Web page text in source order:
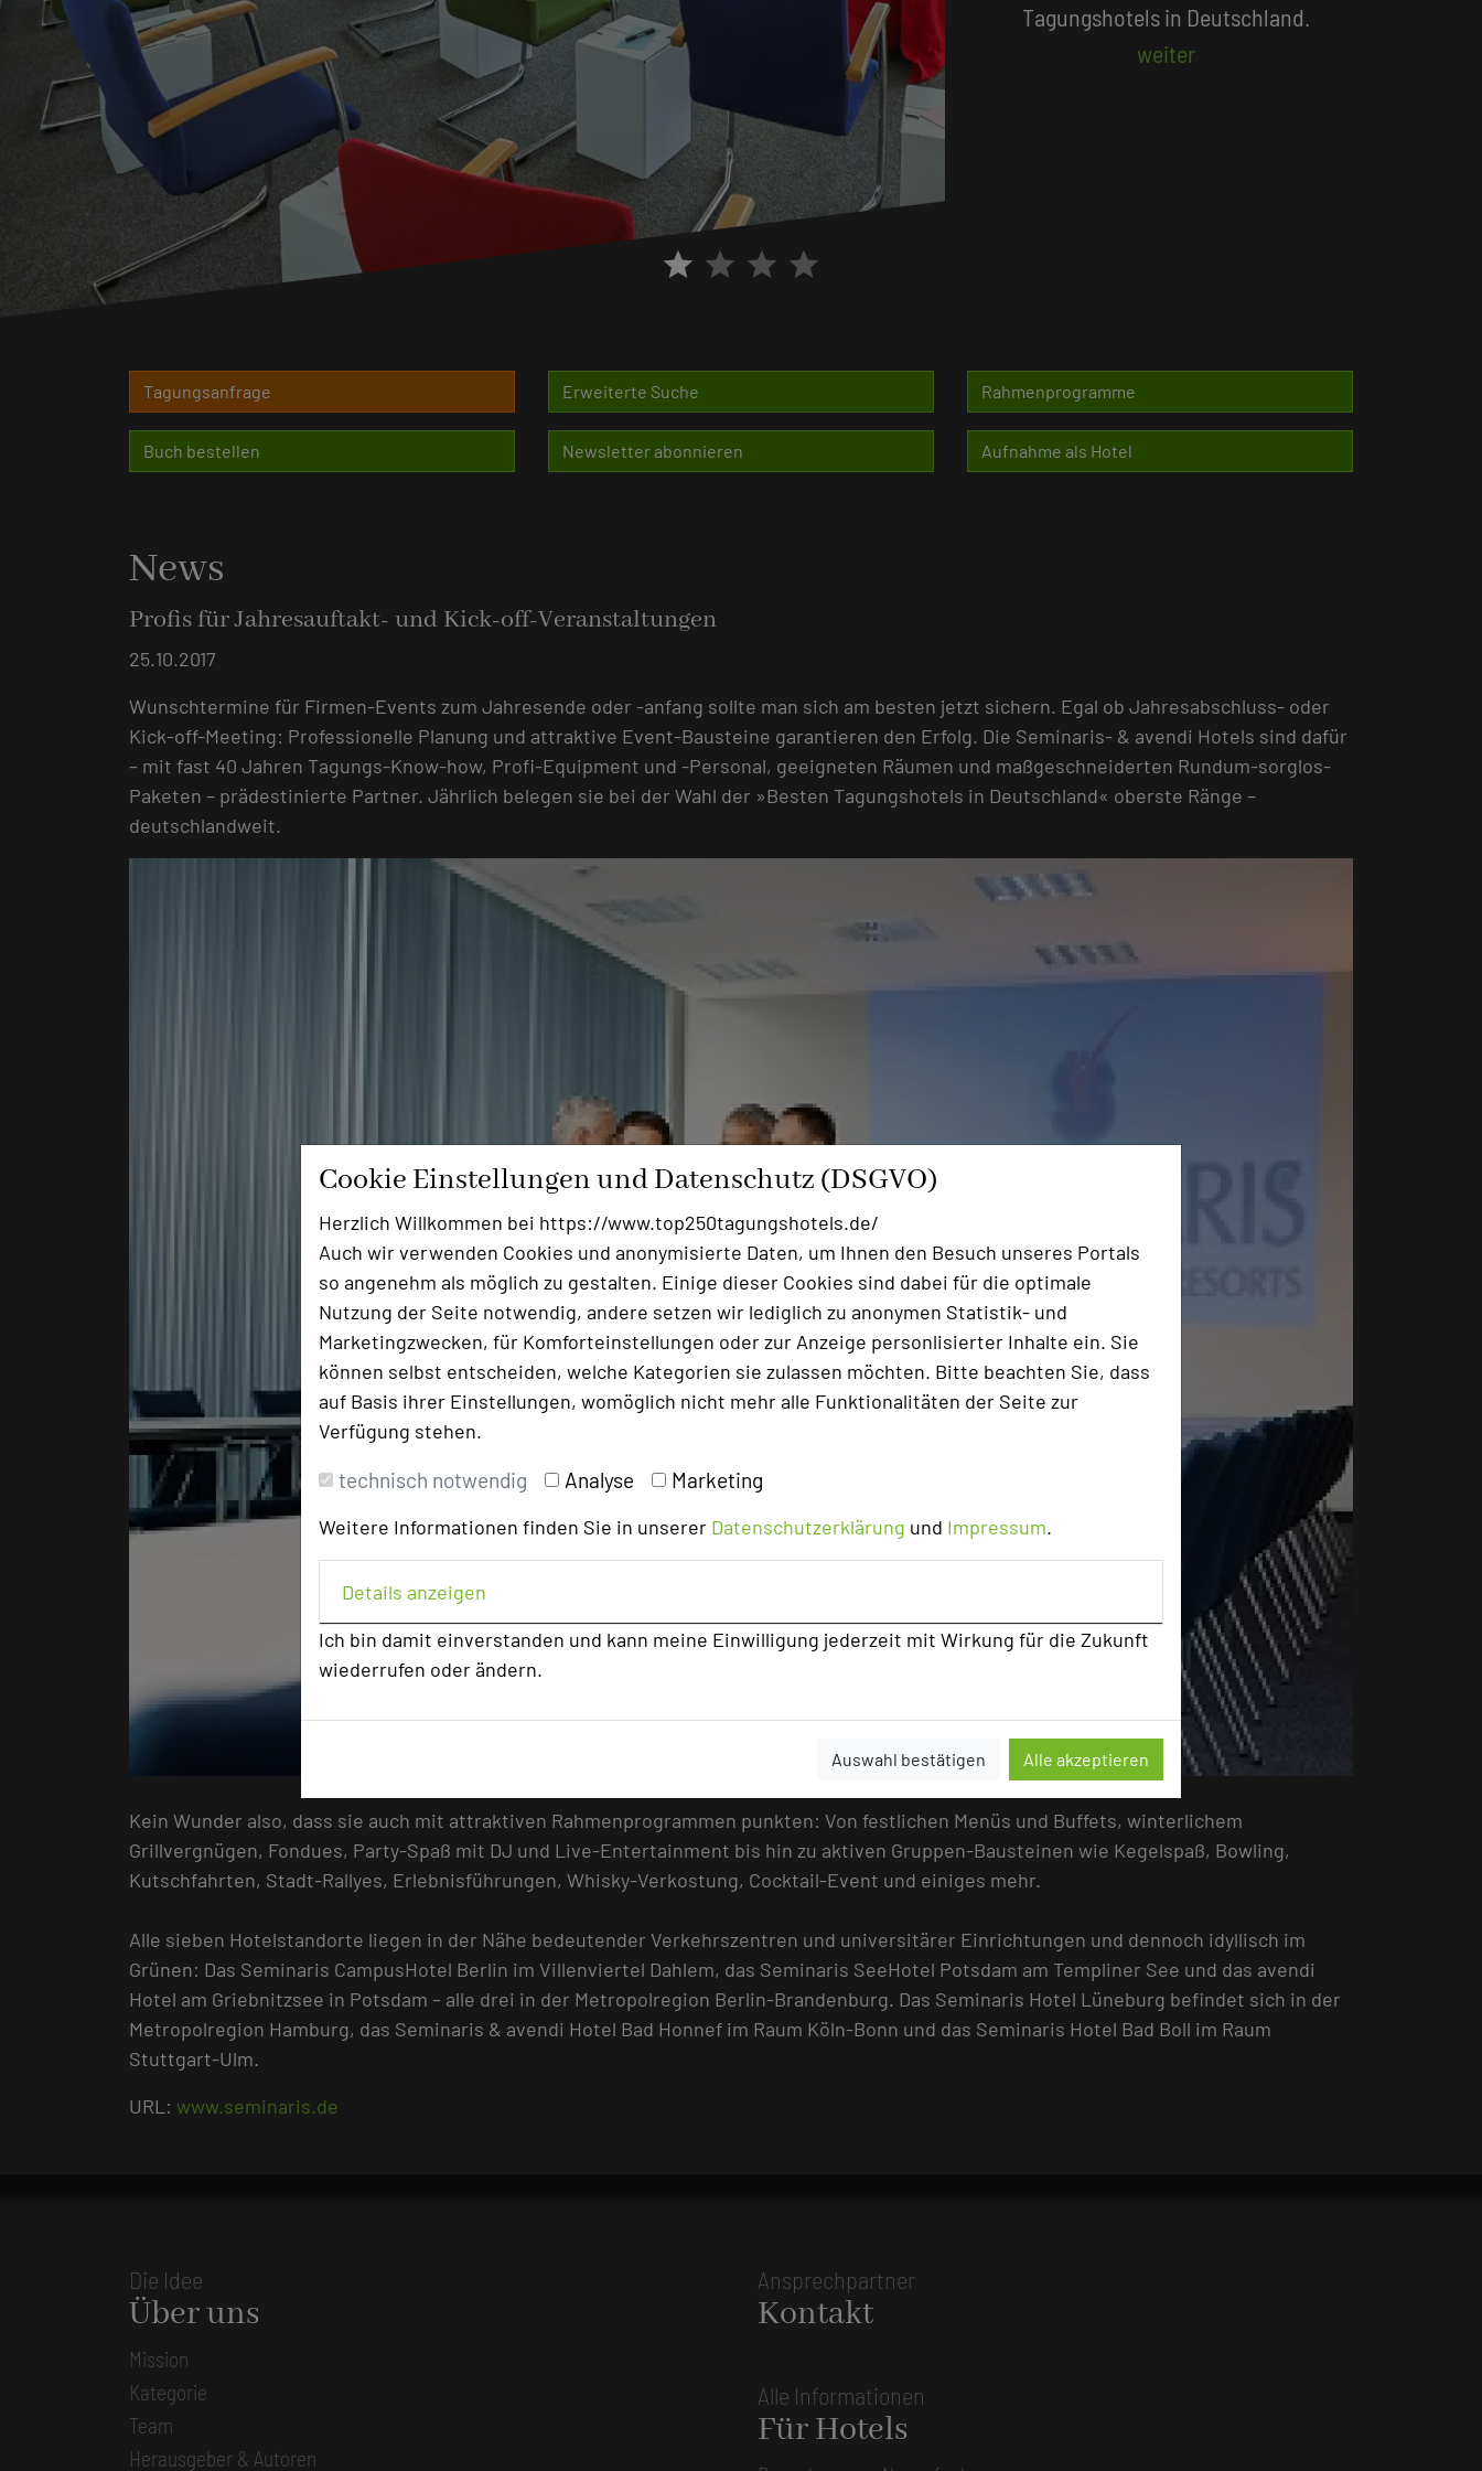
Cookie Einstellungen und Datenschutz (DSGVO)
Herzlich Willkommen bei https://www.top250tagungshotels.de/
Auch wir verwenden Cookies und anonymisierte Daten, um Ihnen den Besuch unseres Portals
so angenehm als möglich zu gestalten. Einige dieser Cookies sind dabei für die optimale
Nutzung der Seite notwendig, andere setzen wir lediglich zu anonymen Statistik- und
Marketingzwecken, für Komforteinstellungen oder zur Anzeige personlisierter Inhalte ein. Sie
können selbst entscheiden, welche Kategorien sie zulassen möchten. Bitte beachten Sie, dass
auf Basis ihrer Einstellungen, womöglich nicht mehr alle Funktionalitäten der Seite zur
Verfügung stehen.
technisch notwendig Analyse Marketing
Weitere Informationen finden Sie in unserer Datenschutzerklärung und Impressum.
Details anzeigen
Ich bin damit einverstanden und kann meine Einwilligung jederzeit mit Wirkung für die Zukunft
wiederrufen oder ändern.
Auswahl bestätigen Alle akzeptieren
star star star star
Beliebte Suchlisten
Tagungsanfrage Erweiterte Suche Rahmenprogramme
Buch bestellen Newsletter abonnieren Aufnahme als Hotel
News
Profis für Jahresauftakt- und Kick-off-Veranstaltungen
25.10.2017
Wunschtermine für Firmen-Events zum Jahresende oder -anfang sollte man sich am besten jetzt sichern. Egal ob Jahresabschluss- oder
Kick-off-Meeting: Professionelle Planung und attraktive Event-Bausteine garantieren den Erfolg. Die Seminaris- & avendi Hotels sind dafür
– mit fast 40 Jahren Tagungs-Know-how, Profi-Equipment und -Personal, geeigneten Räumen und maßgeschneiderten Rundum-sorglos-
Paketen – prädestinierte Partner. Jährlich belegen sie bei der Wahl der »Besten Tagungshotels in Deutschland« oberste Ränge –
deutschlandweit.
Kein Wunder also, dass sie auch mit attraktiven Rahmenprogrammen punkten: Von festlichen Menüs und Buffets, winterlichem
Grillvergnügen, Fondues, Party-Spaß mit DJ und Live-Entertainment bis hin zu aktiven Gruppen-Bausteinen wie Kegelspaß, Bowling,
Kutschfahrten, Stadt-Rallyes, Erlebnisführungen, Whisky-Verkostung, Cocktail-Event und einiges mehr.
Alle sieben Hotelstandorte liegen in der Nähe bedeutender Verkehrszentren und universitärer Einrichtungen und dennoch idyllisch im
Grünen: Das Seminaris CampusHotel Berlin im Villenviertel Dahlem, das Seminaris SeeHotel Potsdam am Templiner See und das avendi
Hotel am Griebnitzsee in Potsdam – alle drei in der Metropolregion Berlin-Brandenburg. Das Seminaris Hotel Lüneburg befindet sich in der
Metropolregion Hamburg, das Seminaris & avendi Hotel Bad Honnef im Raum Köln-Bonn und das Seminaris Hotel Bad Boll im Raum
Stuttgart-Ulm.
URL: www.seminaris.de
Die Idee
Über uns
Mission
Kategorie
Team
Herausgeber & Autoren
Ansprechpartner
Kontakt
Alle Informationen
Für Hotels